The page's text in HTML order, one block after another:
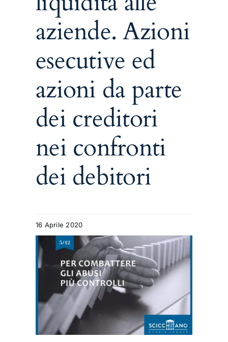
aziende. Azioni
esecutive ed
azioni da parte
dei creditori
nei confronti
dei debitori
16 Aprile 2020